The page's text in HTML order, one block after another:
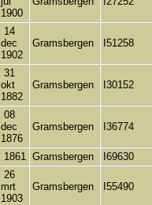
1900
14
dec
1902
Gramsbergen I51258
31
okt
1882
Gramsbergen I30152
08
dec
1876
Gramsbergen I36774
1861 Gramsbergen I69630
26
mrt
1903
Gramsbergen I55490